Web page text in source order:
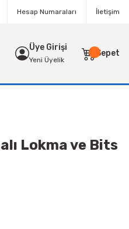
Hesap Numaraları İletişim
Üye Girişi
Yeni Üyelik
Sepet
Lokma ve Bits